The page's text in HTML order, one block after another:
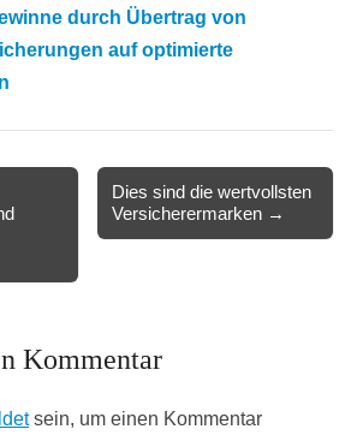
durch Übertrag von
auf optimierte
Dies sind die wertvollsten
Versicherermarken →
Kommentar
sein, um einen Kommentar